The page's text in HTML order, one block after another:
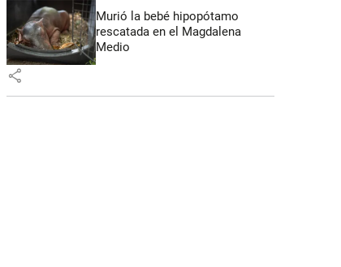
Murió la bebé hipopótamo
rescatada en el Magdalena
Medio
share